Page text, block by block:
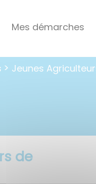
Mes démarches
Jeunes
de